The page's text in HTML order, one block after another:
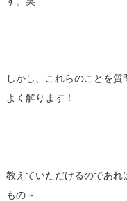
しかし、これらのことを質
よく解ります！
教えていただけるのであれ
もの～